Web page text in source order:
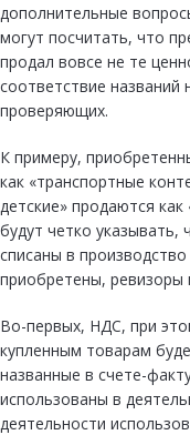
дополнительные
могут посчитать, что
продал вовсе не те
соответствие
проверяющих.
К примеру,
как «транспортные
детские» продаются
будут четко указывать,
списаны в
приобретены, ревизоры
Во-первых, НДС, при
купленным товарам
названные в счете-
использованы в
деятельности